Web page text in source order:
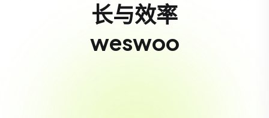
长与效率
weswoo